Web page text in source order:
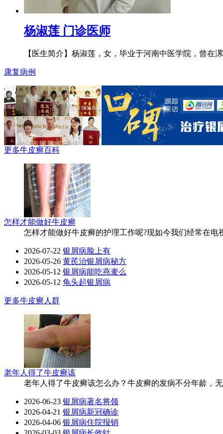
杨淑莲 门诊医师
【医生简介】杨淑莲，女，毕业于河南中医学院，曾在
康复病例
更多牛皮癣百科
怎样才能做好牛皮癣
怎样才能做好牛皮癣的护理工作呢?现如今我们经常在
2026-07-22 银屑病脸上有
2026-05-26 黄芪治银屑病秘方
2026-05-12 银屑病能吃燕麦么
2026-05-12 龟头起银屑病
更多牛皮癣人群
老年人得了牛皮癣该
老年人得了牛皮癣该怎么办？牛皮癣的发病不分年龄，
2026-06-23 银屑病著名将领
2026-04-21 银屑病新冠确诊
2026-04-06 银屑病住院报销